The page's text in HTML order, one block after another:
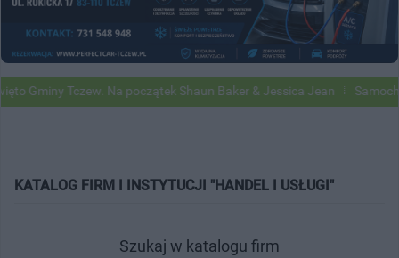
Gminy Tczew. Na początek Shaun Baker & Jessica Jean
KATALOG FIRM I INSTYTUCJI "HANDEL I USŁUGI"
Szukaj w katalogu firm